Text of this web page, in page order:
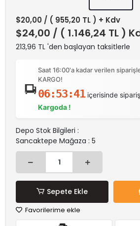
$20,00 / ( 955,20 TL ) + Kdv
$24,00 / ( 1.146,24 TL )
213,96 TL 'den başlayan taksitlerle
Saat 16:00'a kadar verilen
KARGO!
06:53:41içerisinde
Kargoda !
Depo Stok Bilgileri :
Sancaktepe Mağaza : 5
Sepete Ekle
Favorilerime ekle